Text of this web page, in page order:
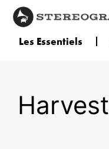
Les Essentiels
Harvest